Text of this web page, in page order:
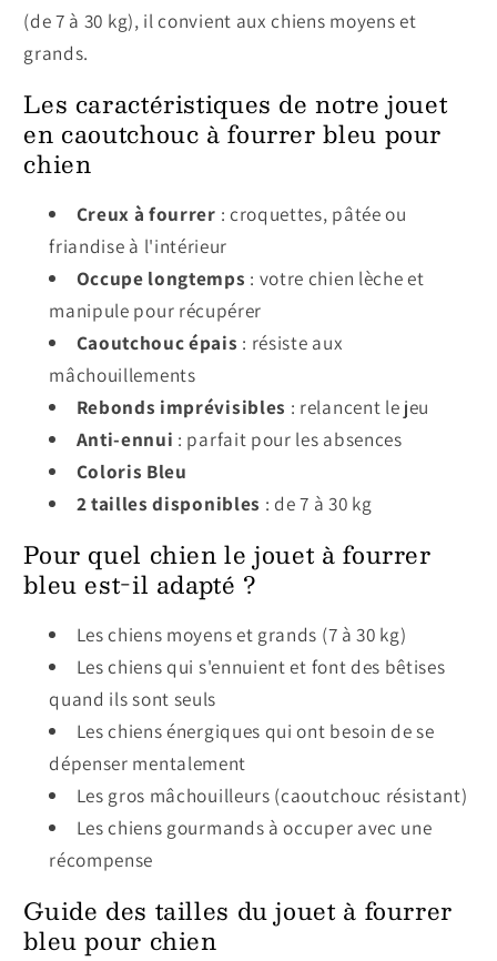
(de 7 à 30 kg), il convient aux chiens moyens et
grands.
Les caractéristiques de notre jouet
en caoutchouc à fourrer bleu pour
chien
Creux à fourrer : croquettes, pâtée ou
friandise à l'intérieur
Occupe longtemps : votre chien lèche et
manipule pour récupérer
Caoutchouc épais : résiste aux
mâchouillements
Rebonds imprévisibles : relancent le jeu
Anti-ennui : parfait pour les absences
Coloris Bleu
2 tailles disponibles : de 7 à 30 kg
Pour quel chien le jouet à fourrer
bleu est-il adapté ?
Les chiens moyens et grands (7 à 30 kg)
Les chiens qui s'ennuient et font des bêtises
quand ils sont seuls
Les chiens énergiques qui ont besoin de se
dépenser mentalement
Les gros mâchouilleurs (caoutchouc résistant)
Les chiens gourmands à occuper avec une
récompense
Guide des tailles du jouet à fourrer
bleu pour chien